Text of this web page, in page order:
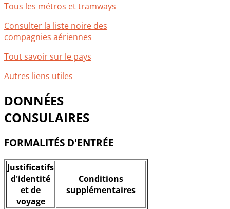
Tous les métros et tramways
Consulter la liste noire des
compagnies aériennes
Tout savoir sur le pays
Autres liens utiles
DONNÉES
CONSULAIRES
FORMALITÉS D'ENTRÉE
Justificatifs
d'identité
et de
voyage
Conditions
supplémentaires